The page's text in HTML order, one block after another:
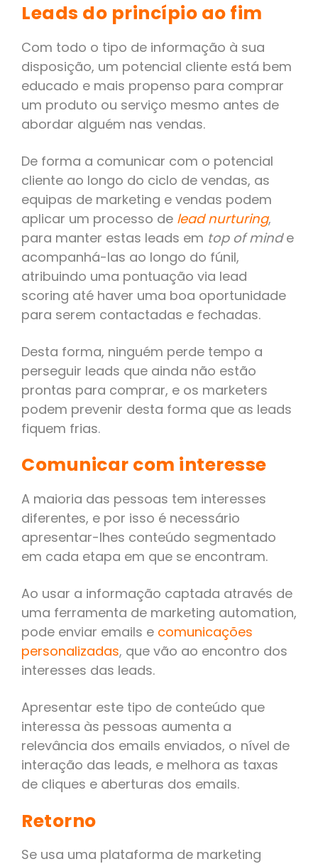
Leads do princípio ao fim
Com todo o tipo de informação à sua
disposição, um potencial cliente está bem
educado e mais propenso para comprar
um produto ou serviço mesmo antes de
abordar alguém nas vendas.
De forma a comunicar com o potencial
cliente ao longo do ciclo de vendas, as
equipas de marketing e vendas podem
aplicar um processo de lead nurturing,
para manter estas leads em top of minde
acompanhá-las ao longo do fúnil,
atribuindo uma pontuação via lead
scoring até haver uma boa oportunidade
para serem contactadas e fechadas.
Desta forma, ninguém perde tempo a
perseguir leads que ainda não estão
prontas para comprar, e os marketers
podem prevenir desta forma que as leads
fiquem frias.
Comunicar com interesse
A maioria das pessoas tem interesses
diferentes, e por isso é necessário
apresentar-lhes conteúdo segmentado
em cada etapa em que se encontram.
Ao usar a informação captada através de
uma ferramenta de marketing automation,
pode enviar emails e comunicações
personalizadas, que vão ao encontro dos
interesses das leads.
Apresentar este tipo de conteúdo que
interessa às pessoas aumenta a
relevância dos emails enviados, o nível de
interação das leads, e melhora as taxas
de cliques e aberturas dos emails.
Retorno
Se usa uma plataforma de marketing